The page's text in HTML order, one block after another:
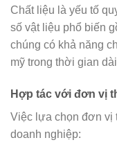
Chất liệu là yếu tố
số vật liệu phổ biến
chúng có khả năng
mỹ trong thời gian
Hợp tác với đơn vị
Việc lựa chọn đơn vị
doanh nghiệp: